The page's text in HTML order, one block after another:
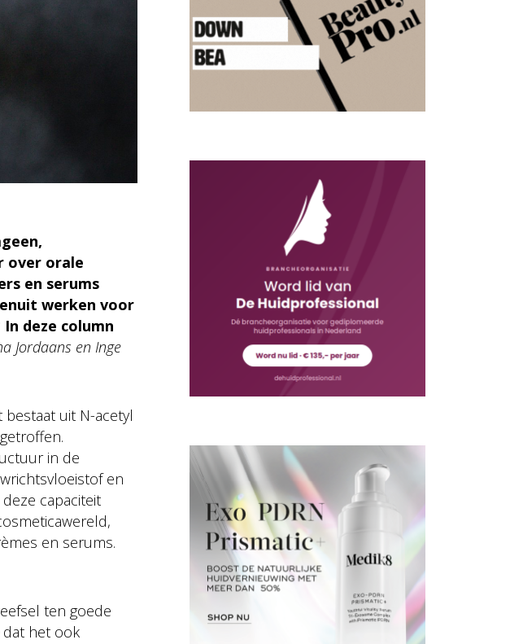
over orale
en serums
werken voor
deze column
Jordaans en Inge
uit N-acetyl
in de
en
capaciteit
en serums.
ten goede
dat het ook